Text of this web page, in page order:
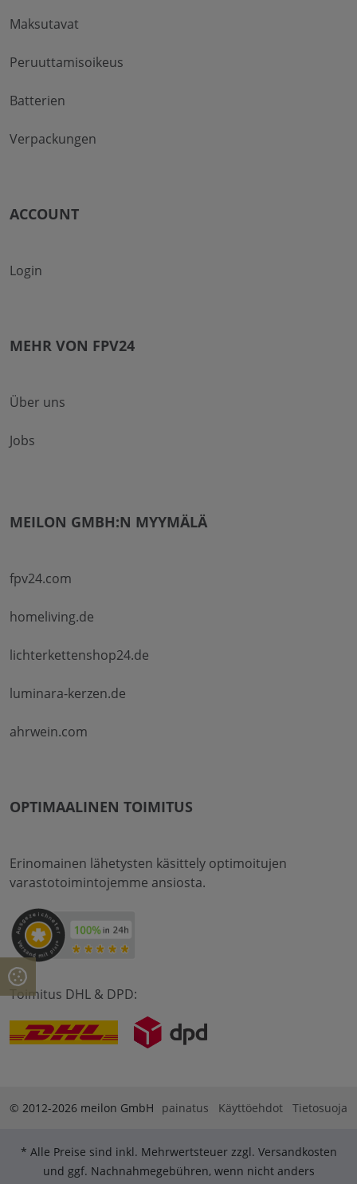
Maksutavat
Peruuttamisoikeus
Batterien
Verpackungen
ACCOUNT
Login
MEHR VON FPV24
Über uns
Jobs
MEILON GMBH:N MYYMÄLÄ
fpv24.com
homeliving.de
lichterkettenshop24.de
luminara-kerzen.de
ahrwein.com
OPTIMAALINEN TOIMITUS
Erinomainen lähetysten käsittely optimoitujen
varastotoimintojemme ansiosta.
Toimitus DHL & DPD:
© 2012-2026 meilon GmbH painatus Käyttöehdot Tietosuoja
* Alle Preise sind inkl. Mehrwertsteuer zzgl. Versandkosten
und ggf. Nachnahmegebühren, wenn nicht anders